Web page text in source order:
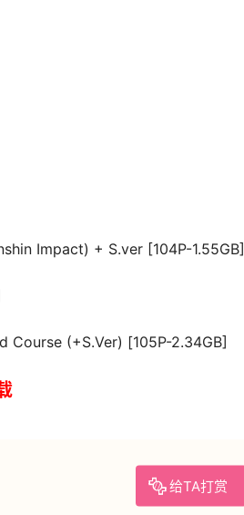
Impact) + S.ver [104P-1.55GB]
Course (+S.Ver) [105P-2.34GB]
给TA打赏